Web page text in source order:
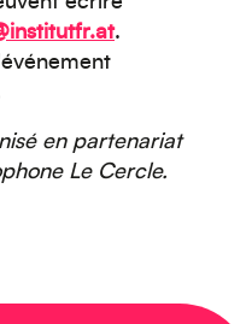
.
en partenariat
Le Cercle.